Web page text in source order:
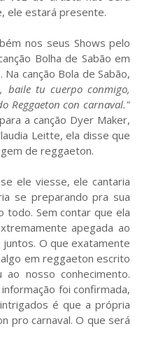
ele estará presente.
nos seus Shows pelo
Bolha de Sabão em
canção Bola de Sabão,
baile tu cuerpo conmigo,
Reggaeton con carnaval."
a canção Dyer Maker,
Leitte, ela disse que
de reggaeton.
ele viesse, ele cantaria
se preparando pra sua
todo. Sem contar que ela
apegada ao
juntos. O que exatamente
em reggaeton escrito
nosso conhecimento.
foi confirmada,
é que a própria
pro carnaval. O que será